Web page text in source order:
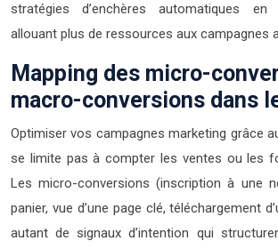
stratégies d’enchères automatiques en
allouant plus de ressources aux campagnes
Mapping des micro-
macro-conversions dans
Optimiser vos campagnes marketing grâce
se limite pas à compter les ventes ou les
Les micro-conversions (inscription à une
panier, vue d’une page clé, téléchargement
autant de signaux d’intention qui